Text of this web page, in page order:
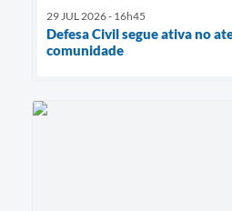
29 JUL 2026 - 16h45
Defesa Civil segue ativa no
comunidade